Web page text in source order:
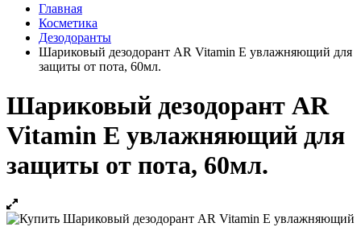
Главная
Косметика
Дезодоранты
Шариковый дезодорант AR Vitamin E увлажняющий для
защиты от пота, 60мл.
Шариковый дезодорант AR
Vitamin E увлажняющий для
защиты от пота, 60мл.